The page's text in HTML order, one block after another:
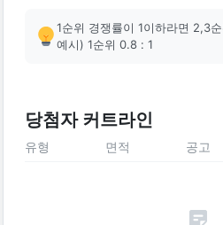
1순위 경쟁률이 1이하라면 2,3
예시) 1순위 0.8 : 1
당첨자 커트라인
유형 면적 공고